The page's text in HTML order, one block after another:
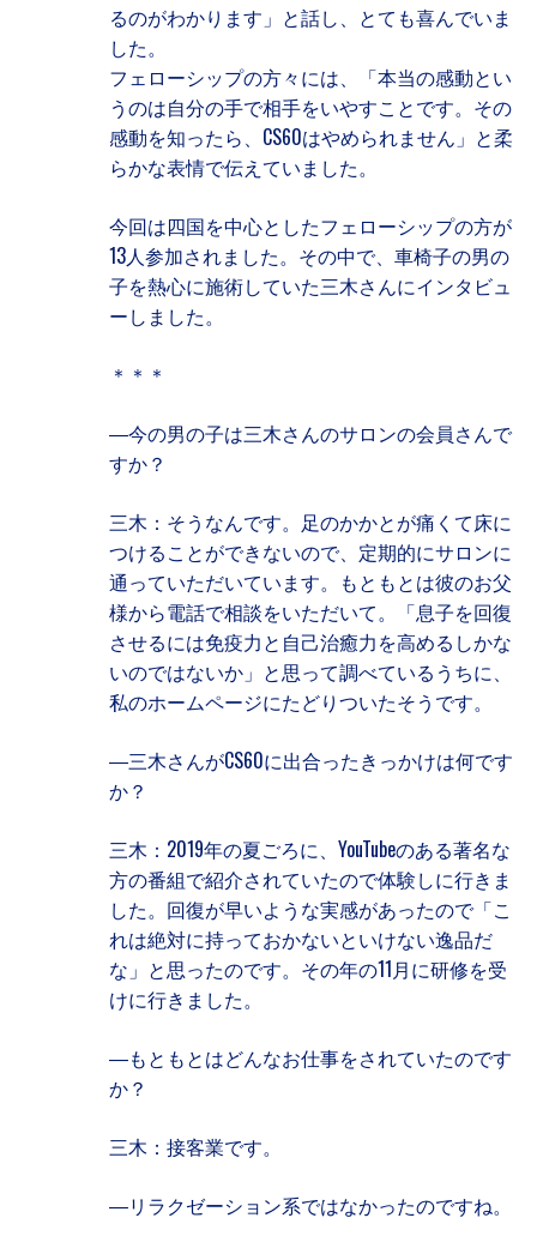
るのがわかります」と話し、とても喜んでいま
した。
フェローシップの方々には、「本当の感動とい
うのは自分の手で相手をいやすことです。その
感動を知ったら、CS60はやめられません」と柔
らかな表情で伝えていました。
今回は四国を中心としたフェローシップの方が
13人参加されました。その中で、車椅子の男の
子を熱心に施術していた三木さんにインタビュ
ーしました。
＊＊＊
―今の男の子は三木さんのサロンの会員さんで
すか？
三木：そうなんです。足のかかとが痛くて床に
つけることができないので、定期的にサロンに
通っていただいています。もともとは彼のお父
様から電話で相談をいただいて。「息子を回復
させるには免疫力と自己治癒力を高めるしかな
いのではないか」と思って調べているうちに、
私のホームページにたどりついたそうです。
―三木さんがCS60に出合ったきっかけは何です
か？
三木：2019年の夏ごろに、YouTubeのある著名な
方の番組で紹介されていたので体験しに行きま
した。回復が早いような実感があったので「こ
れは絶対に持っておかないといけない逸品だ
な」と思ったのです。その年の11月に研修を受
けに行きました。
―もともとはどんなお仕事をされていたのです
か？
三木：接客業です。
―リラクゼーション系ではなかったのですね。